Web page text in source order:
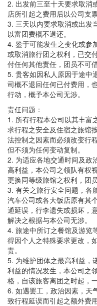
2. 出发前三至十天要求取消
店所引起之费用后以公司支票
3. 三天以内要求取消或出发
以富团费概不退还。
4. 鉴于可能发生之变化或参
或取消旅行团之权利，已交
付任何其他责任，团员不可
5. 贵客如因私人原因于途中
司概不退回任何已付费用，
行动，概予本公司无涉。
责任问题：
1. 所有行程本公司以其丰富
求行程之安全及住宿之旅馆
法控制之因素而必须改变行
但不须为任何变动复制。
2. 为适应各地交通时间及政
高利益，本公司之领队有权
更换同等级旅馆之权利，团
3. 有关之旅行安全问题，各
汽车公司或各大饭店原有其
通延误，行李遗失或损坏，
解决之根据与本公司无涉。
4. 旅途中所订之餐馆及游览
得因个人之特殊要求更改，
责。
5. 为维护团体之最高利益，
利益的情况发生，本公司之
格，自该旅客离团之时起，
6. 如遇罢工，政治因素，天
致行程延误而引起之额外费